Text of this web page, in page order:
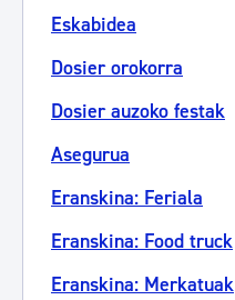
Eskabidea
Dosier orokorra
Dosier auzoko festak
Asegurua
Eranskina: Feriala
Eranskina: Food truck
Eranskina: Merkatuak